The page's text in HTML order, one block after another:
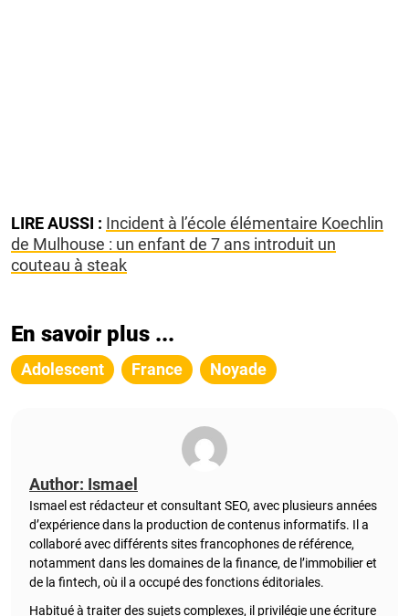
LIRE AUSSI : Incident à l’école élémentaire Koechlin
de Mulhouse : un enfant de 7 ans introduit un
couteau à steak
En savoir plus ...
Adolescent France Noyade
Author: Ismael
Ismael est rédacteur et consultant SEO, avec plusieurs années
d’expérience dans la production de contenus informatifs. Il a
collaboré avec différents sites francophones de référence,
notamment dans les domaines de la finance, de l’immobilier et
de la fintech, où il a occupé des fonctions éditoriales.
Habitué à traiter des sujets complexes, il privilégie une écriture